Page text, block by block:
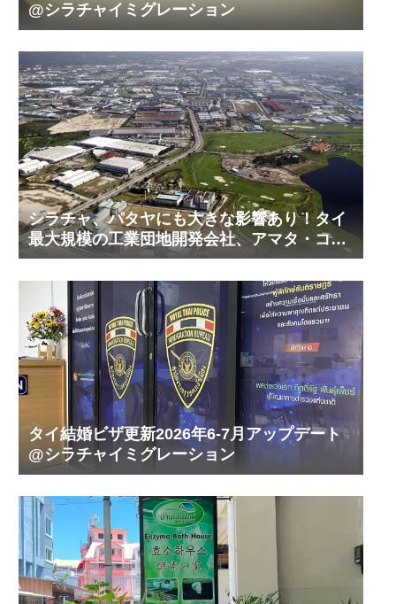
@シラチャイミグレーション
シラチャ、パタヤにも大きな影響あり！タイ
最大規模の工業団地開発会社、アマタ・コー
ポレーションの工業団地の今！その２
タイ結婚ビザ更新2026年6-7月アップデート
@シラチャイミグレーション